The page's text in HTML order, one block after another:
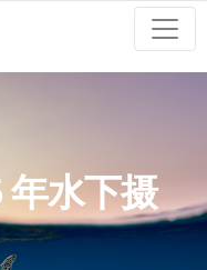
水下摄